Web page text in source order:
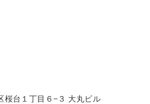
桜台１丁目６−３ 大丸ビル